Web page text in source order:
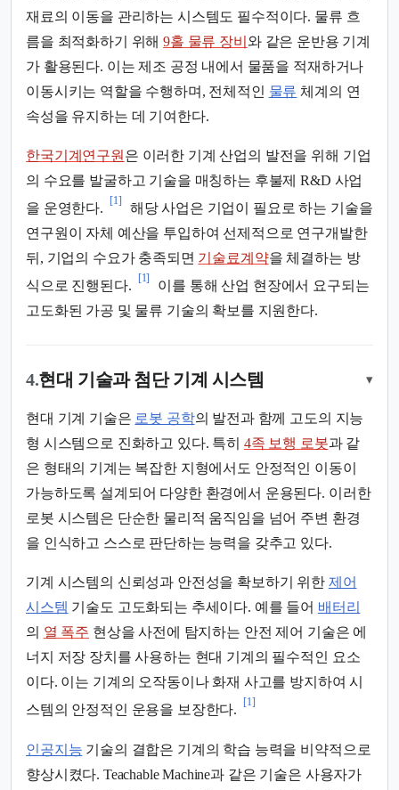
재료의 이동을 관리하는 시스템도 필수적이다. 물류 흐
름을 최적화하기 위해9홀 물류 장비 와 같은 운반용 기계
가 활용된다. 이는 제조 공정 내에서 물품을 적재하거나
이동시키는 역할을 수행하며, 전체적인 물류 체계의 연
속성을 유지하는 데 기여한다.
한국기계연구원 은 이러한 기계 산업의 발전을 위해 기업
의 수요를 발굴하고 기술을 매칭하는 후불제 R&D 사업
을 운영한다.
[1]
해당 사업은 기업이 필요로 하는 기술을
연구원이 자체 예산을 투입하여 선제적으로 연구개발한
뒤, 기업의 수요가 충족되면 기술료계약을 체결하는 방
식으로 진행된다.
[1]
이를 통해 산업 현장에서 요구되는
고도화된 가공 및 물류 기술의 확보를 지원한다.
4.현대 기술과 첨단 기계 시스템 ▾
현대 기계 기술은 로봇 공학의 발전과 함께 고도의 지능
형 시스템으로 진화하고 있다. 특히 4족 보행 로봇과 같
은 형태의 기계는 복잡한 지형에서도 안정적인 이동이
가능하도록 설계되어 다양한 환경에서 운용된다. 이러한
로봇 시스템은 단순한 물리적 움직임을 넘어 주변 환경
을 인식하고 스스로 판단하는 능력을 갖추고 있다.
기계 시스템의 신뢰성과 안전성을 확보하기 위한 제어
시스템 기술도 고도화되는 추세이다. 예를 들어 배터리
의 열 폭주 현상을 사전에 탐지하는 안전 제어 기술은 에
너지 저장 장치를 사용하는 현대 기계의 필수적인 요소
이다. 이는 기계의 오작동이나 화재 사고를 방지하여 시
스템의 안정적인 운용을 보장한다.
[1]
인공지능 기술의 결합은 기계의 학습 능력을 비약적으로
향상시켰다. Teachable Machine과 같은 기술은 사용자가